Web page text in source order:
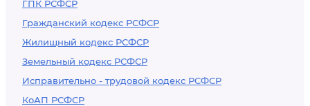
ГПК РСФСР
Гражданский кодекс РСФСР
Жилищный кодекс РСФСР
Земельный кодекс РСФСР
Исправительно - трудовой кодекс РСФСР
КоАП РСФСР